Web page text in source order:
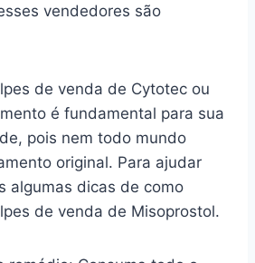
vendedores são
de venda de Cytotec ou
é fundamental para sua
pois nem todo mundo
original. Para ajudar
algumas dicas de como
de venda de Misoprostol.